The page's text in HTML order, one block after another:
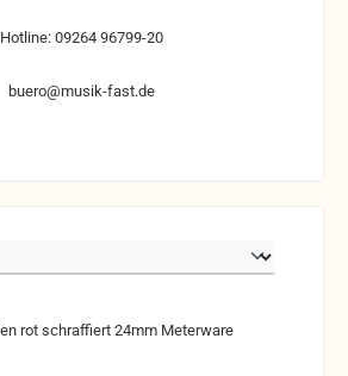
Hotline: 09264 96799-20
buero@musik-fast.de